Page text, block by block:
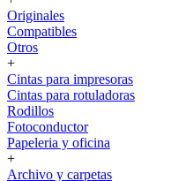
Originales
Compatibles
Otros
+
Cintas para impresoras
Cintas para rotuladoras
Rodillos
Fotoconductor
Papeleria y oficina
+
Archivo y carpetas